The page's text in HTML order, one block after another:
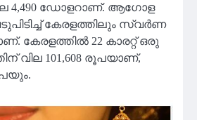
4,490 ഡോളറാണ്. ആഗോള
കേരളത്തിലും സ്വർണ
കേരളത്തിൽ 22 കാരറ്റ് ഒരു
വില 101,608 രൂപയാണ്,